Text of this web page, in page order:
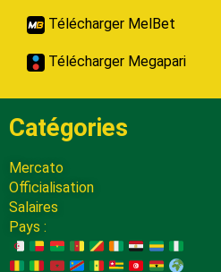
Télécharger MelBet
Télécharger Megapari
Catégories
Mercato
Officialisation
Salaires
Pays :